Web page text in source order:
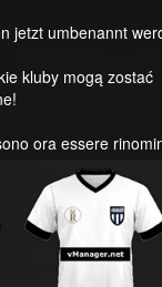
jetzt umbenannt
kluby mogą zostać
ora essere